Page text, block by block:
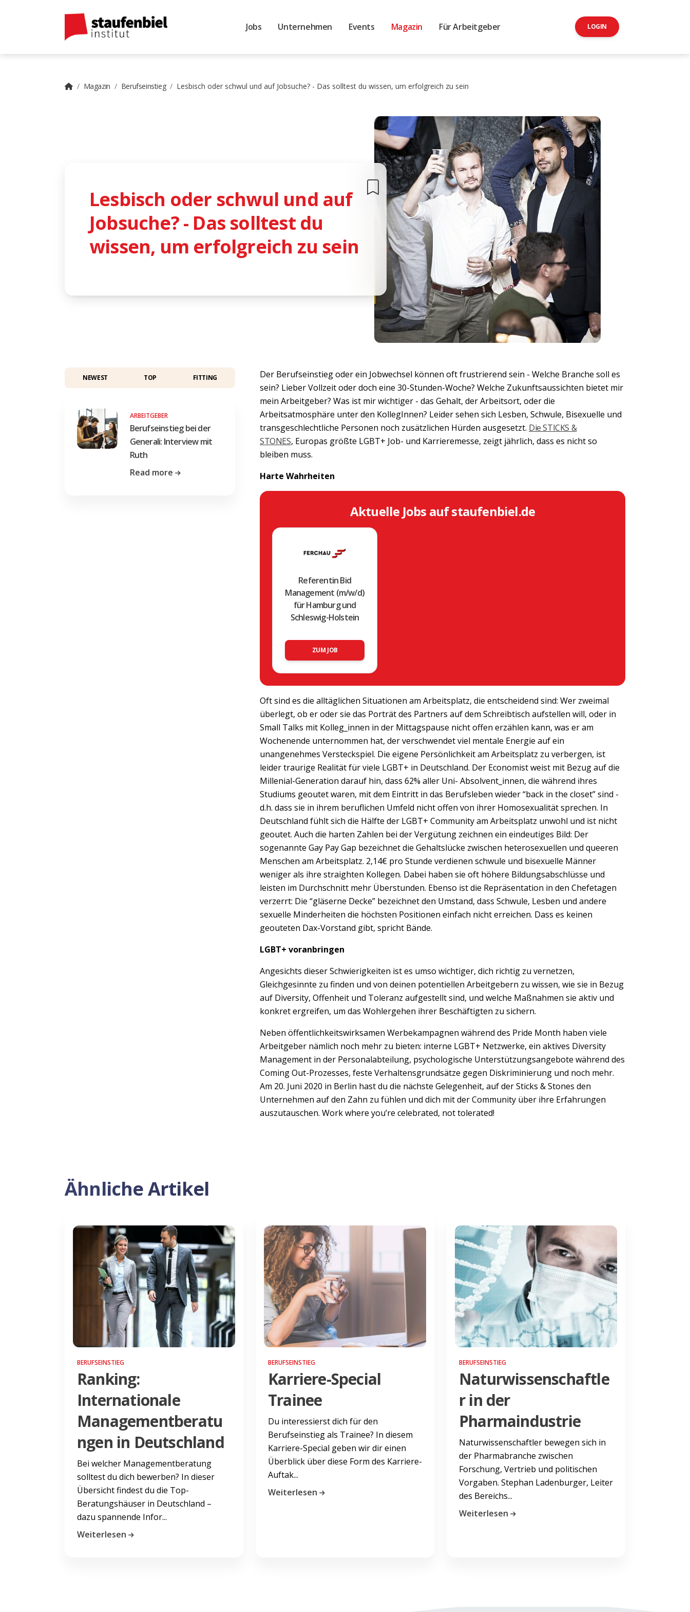
Jobs Unternehmen Events Magazin Für Arbeitgeber LOGIN
Magazin Berufseinstieg Lesbisch oder schwul und auf Jobsuche? - Das solltest du wissen, um erfolgreich zu sein
Lesbisch oder schwul und auf
Jobsuche? - Das solltest du
wissen, um erfolgreich zu sein
NEWEST TOP FITTING
ARBEITGEBER
Berufseinstieg bei der
Generali: Interview mit
Ruth
Read more
Der Berufseinstieg oder ein Jobwechsel können oft frustrierend sein - Welche Branche soll es
sein? Lieber Vollzeit oder doch eine 30-Stunden-Woche? Welche Zukunftsaussichten bietet mir
mein Arbeitgeber? Was ist mir wichtiger - das Gehalt, der Arbeitsort, oder die
Arbeitsatmosphäre unter den KollegInnen? Leider sehen sich Lesben, Schwule, Bisexuelle und
transgeschlechtliche Personen noch zusätzlichen Hürden ausgesetzt. Die STICKS &
STONES, Europas größte LGBT+ Job- und Karrieremesse, zeigt jährlich, dass es nicht so
bleiben muss.
Harte Wahrheiten
Aktuelle Jobs auf staufenbiel.de
Referentin Bid
Management (m/w/d)
für Hamburg und
Schleswig-Holstein
ZUM JOB
Oft sind es die alltäglichen Situationen am Arbeitsplatz, die entscheidend sind: Wer zweimal
überlegt, ob er oder sie das Porträt des Partners auf dem Schreibtisch aufstellen will, oder in
Small Talks mit Kolleg_innen in der Mittagspause nicht offen erzählen kann, was er am
Wochenende unternommen hat, der verschwendet viel mentale Energie auf ein
unangenehmes Versteckspiel. Die eigene Persönlichkeit am Arbeitsplatz zu verbergen, ist
leider traurige Realität für viele LGBT+ in Deutschland. Der Economist weist mit Bezug auf die
Millenial-Generation darauf hin, dass 62% aller Uni- Absolvent_innen, die während ihres
Studiums geoutet waren, mit dem Eintritt in das Berufsleben wieder “back in the closet” sind -
d.h. dass sie in ihrem beruflichen Umfeld nicht offen von ihrer Homosexualität sprechen. In
Deutschland fühlt sich die Hälfte der LGBT+ Community am Arbeitsplatz unwohl und ist nicht
geoutet. Auch die harten Zahlen bei der Vergütung zeichnen ein eindeutiges Bild: Der
sogenannte Gay Pay Gap bezeichnet die Gehaltslücke zwischen heterosexuellen und queeren
Menschen am Arbeitsplatz. 2,14€ pro Stunde verdienen schwule und bisexuelle Männer
weniger als ihre straighten Kollegen. Dabei haben sie oft höhere Bildungsabschlüsse und
leisten im Durchschnitt mehr Überstunden. Ebenso ist die Repräsentation in den Chefetagen
verzerrt: Die “gläserne Decke” bezeichnet den Umstand, dass Schwule, Lesben und andere
sexuelle Minderheiten die höchsten Positionen einfach nicht erreichen. Dass es keinen
geouteten Dax-Vorstand gibt, spricht Bände.
LGBT+ voranbringen
Angesichts dieser Schwierigkeiten ist es umso wichtiger, dich richtig zu vernetzen,
Gleichgesinnte zu finden und von deinen potentiellen Arbeitgebern zu wissen, wie sie in Bezug
auf Diversity, Offenheit und Toleranz aufgestellt sind, und welche Maßnahmen sie aktiv und
konkret ergreifen, um das Wohlergehen ihrer Beschäftigten zu sichern.
Neben öffentlichkeitswirksamen Werbekampagnen während des Pride Month haben viele
Arbeitgeber nämlich noch mehr zu bieten: interne LGBT+ Netzwerke, ein aktives Diversity
Management in der Personalabteilung, psychologische Unterstützungsangebote während des
Coming Out-Prozesses, feste Verhaltensgrundsätze gegen Diskriminierung und noch mehr.
Am 20. Juni 2020 in Berlin hast du die nächste Gelegenheit, auf der Sticks & Stones den
Unternehmen auf den Zahn zu fühlen und dich mit der Community über ihre Erfahrungen
auszutauschen. Work where you’re celebrated, not tolerated!
Ähnliche Artikel
BERUFSEINSTIEG
Ranking:
Internationale
Managementberatu
ngen in Deutschland
Bei welcher Managementberatung
solltest du dich bewerben? In dieser
Übersicht findest du die Top-
Beratungshäuser in Deutschland –
dazu spannende Infor...
Weiterlesen
BERUFSEINSTIEG
Karriere-Special
Trainee
Du interessierst dich für den
Berufseinstieg als Trainee? In diesem
Karriere-Special geben wir dir einen
Überblick über diese Form des Karriere-
Auftak...
Weiterlesen
BERUFSEINSTIEG
Naturwissenschaftle
r in der
Pharmaindustrie
Naturwissenschaftler bewegen sich in
der Pharmabranche zwischen
Forschung, Vertrieb und politischen
Vorgaben. Stephan Ladenburger, Leiter
des Bereichs...
Weiterlesen